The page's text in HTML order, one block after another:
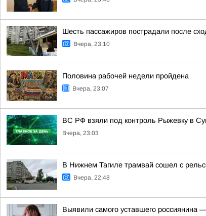
Шесть пассажиров пострадали после
Вчера, 23:10
Половина рабочей недели пройдена
Вчера, 23:07
ВС РФ взяли под контроль Рыжевку в
Вчера, 23:03
В Нижнем Тагиле трамвай сошел с
Вчера, 22:48
Выявили самого уставшего россиянина